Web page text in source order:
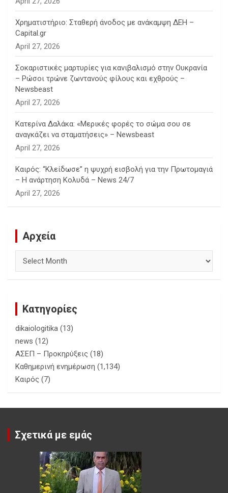
Χρηματιστήριο: Σταθερή άνοδος με ανάκαμψη ΔΕΗ –
Capital.gr
April 27, 2026
Σοκαριστικές μαρτυρίες για κανιβαλισμό στην Ουκρανία
– Ρώσοι τρώνε ζωντανούς φίλους και εχθρούς –
Newsbeast
April 27, 2026
Κατερίνα Δαλάκα: «Μερικές φορές το σώμα σου σε
αναγκάζει να σταματήσεις» – Newsbeast
April 27, 2026
Καιρός: “Κλείδωσε” η ψυχρή εισβολή για την Πρωτομαγιά
– Η ανάρτηση Κολυδά – News 24/7
April 27, 2026
Αρχεία
Κατηγορίες
dikaiologitika (13)
news (12)
ΑΣΕΠ – Προκηρύξεις (18)
Καθημερινή ενημέρωση (1,134)
Καιρός (7)
Σχετικά με εμάς